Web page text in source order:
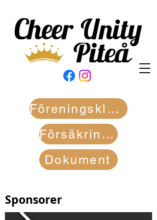
Föreningskläder
Försäkringar
Dokument
Sponsorer